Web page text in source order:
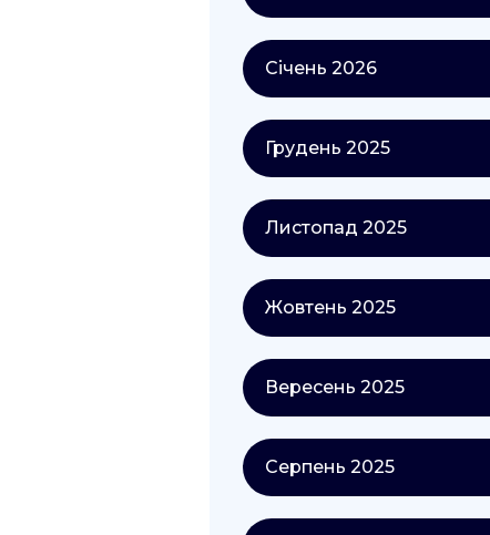
Січень 2026
Грудень 2025
Листопад 2025
Жовтень 2025
Вересень 2025
Серпень 2025